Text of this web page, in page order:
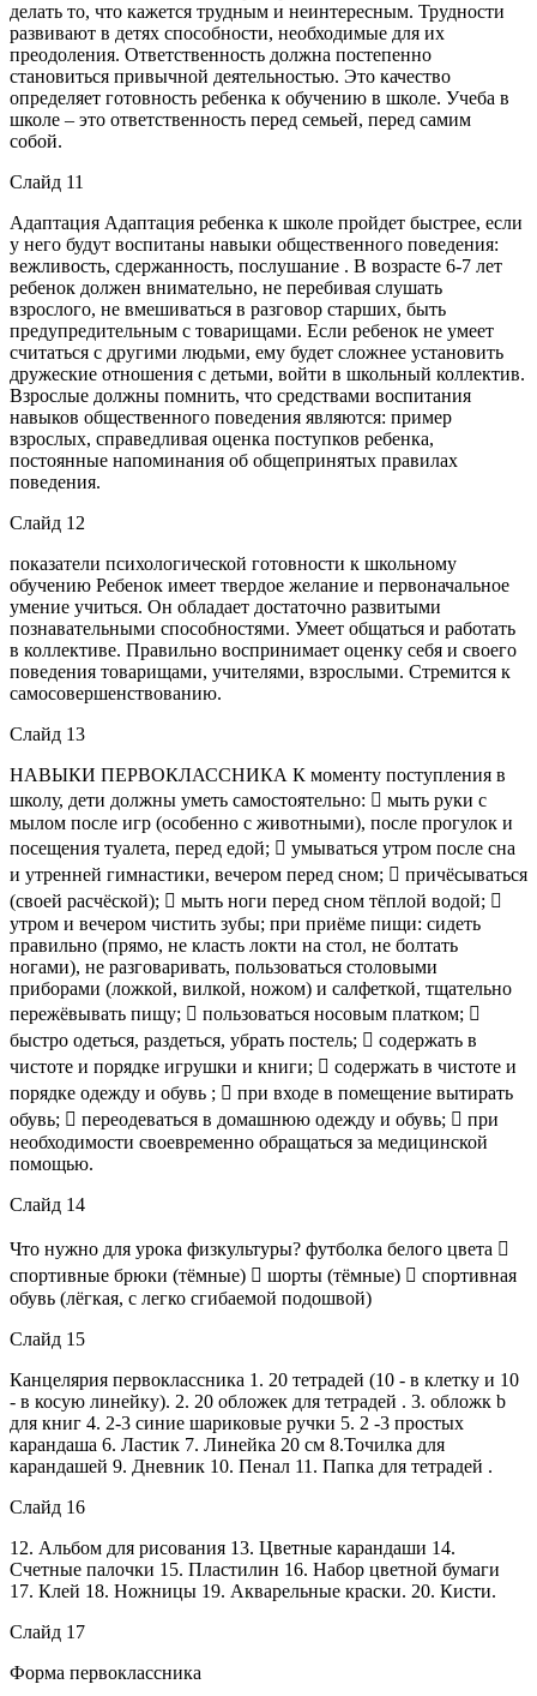
делать то, что кажется трудным и неинтересным. Трудности
развивают в детях способности, необходимые для их
преодоления. Ответственность должна постепенно
становиться привычной деятельностью. Это качество
определяет готовность ребенка к обучению в школе. Учеба в
школе – это ответственность перед семьей, перед самим
собой.
Слайд 11
Адаптация Адаптация ребенка к школе пройдет быстрее, если
у него будут воспитаны навыки общественного поведения:
вежливость, сдержанность, послушание . В возрасте 6-7 лет
ребенок должен внимательно, не перебивая слушать
взрослого, не вмешиваться в разговор старших, быть
предупредительным с товарищами. Если ребенок не умеет
считаться с другими людьми, ему будет сложнее установить
дружеские отношения с детьми, войти в школьный коллектив.
Взрослые должны помнить, что средствами воспитания
навыков общественного поведения являются: пример
взрослых, справедливая оценка поступков ребенка,
постоянные напоминания об общепринятых правилах
поведения.
Слайд 12
показатели психологической готовности к школьному
обучению Ребенок имеет твердое желание и первоначальное
умение учиться. Он обладает достаточно развитыми
познавательными способностями. Умеет общаться и работать
в коллективе. Правильно воспринимает оценку себя и своего
поведения товарищами, учителями, взрослыми. Стремится к
самосовершенствованию.
Слайд 13
НАВЫКИ ПЕРВОКЛАССНИКА К моменту поступления в
школу, дети должны уметь самостоятельно:  мыть руки с
мылом после игр (особенно с животными), после прогулок и
посещения туалета, перед едой;  умываться утром после сна
и утренней гимнастики, вечером перед сном;  причёсываться
(своей расчёской);  мыть ноги перед сном тёплой водой; 
утром и вечером чистить зубы; при приёме пищи: сидеть
правильно (прямо, не класть локти на стол, не болтать
ногами), не разговаривать, пользоваться столовыми
приборами (ложкой, вилкой, ножом) и салфеткой, тщательно
пережёвывать пищу;  пользоваться носовым платком; 
быстро одеться, раздеться, убрать постель;  содержать в
чистоте и порядке игрушки и книги;  содержать в чистоте и
порядке одежду и обувь ;  при входе в помещение вытирать
обувь;  переодеваться в домашнюю одежду и обувь;  при
необходимости своевременно обращаться за медицинской
помощью.
Слайд 14
Что нужно для урока физкультуры? футболка белого цвета 
спортивные брюки (тёмные)  шорты (тёмные)  спортивная
обувь (лёгкая, с легко сгибаемой подошвой)
Слайд 15
Канцелярия первоклассника 1. 20 тетрадей (10 - в клетку и 10
- в косую линейку). 2. 20 обложек для тетрадей . 3. обложк b
для книг 4. 2-3 синие шариковые ручки 5. 2 -3 простых
карандаша 6. Ластик 7. Линейка 20 см 8.Точилка для
карандашей 9. Дневник 10. Пенал 11. Папка для тетрадей .
Слайд 16
12. Альбом для рисования 13. Цветные карандаши 14.
Счетные палочки 15. Пластилин 16. Набор цветной бумаги
17. Клей 18. Ножницы 19. Акварельные краски. 20. Кисти.
Слайд 17
Форма первоклассника